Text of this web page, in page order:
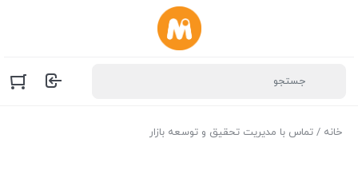
خانه / تماس با مدیریت تحقیق و توسعه بازار